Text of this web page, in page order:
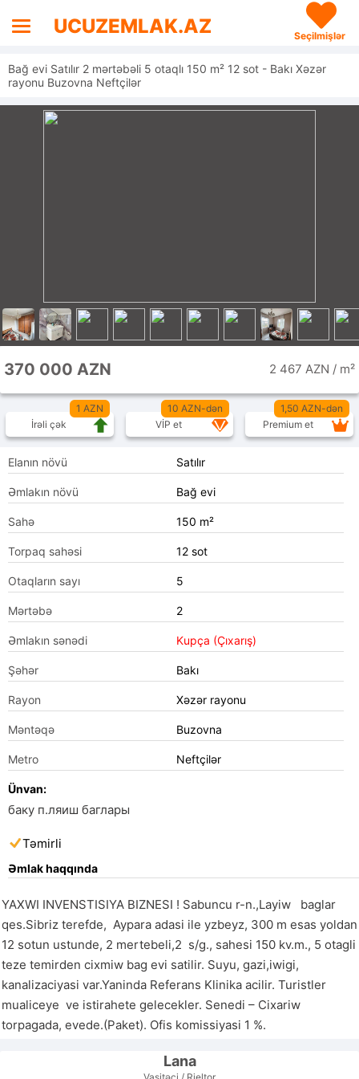
UCUZEMLAK.AZ Seçilmişlər
Bağ evi Satılır 2 mərtəbəli 5 otaqlı 150 m² 12 sot - Bakı Xəzər
rayonu Buzovna Neftçilər
370 000 AZN 2 467 AZN / m²
1 AZN
İrəli çək
10 AZN-dən
VİP et
1,50 AZN-dən
Premium et
Elanın növü Satılır
Əmlakın növü Bağ evi
Sahə 150 m²
Torpaq sahəsi 12 sot
Otaqların sayı 5
Mərtəbə 2
Əmlakın sənədi Kupça (Çıxarış)
Şəhər Bakı
Rayon Xəzər rayonu
Məntəqə Buzovna
Metro Neftçilər
Ünvan:
баку п.ляиш баглары
Təmirli
Əmlak haqqında
YAXWI INVENSTISIYA BIZNESI ! Sabuncu r-n.,Layiw   baglar
qes.Sibriz terefde,  Aypara adasi ile yzbeyz, 300 m esas yoldan
12 sotun ustunde, 2 mertebeli,2  s/g., sahesi 150 kv.m., 5 otagli
teze temirden cixmiw bag evi satilir. Suyu, gazi,iwigi,
kanalizaciyasi var.Yaninda Referans Klinika acilir. Turistler
mualiceye  ve istirahete gelecekler. Senedi – Cixariw
torpagada, evede.(Paket). Ofis komissiyasi 1 %.
Lana